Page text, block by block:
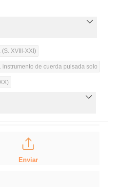
XVIII-XXI)
instrumento de cuerda pulsada solo
Enviar